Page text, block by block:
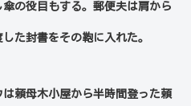
の役目もする。郵便夫は肩から
た封書をその鞄に入れた。
頼母木小屋から半時間登った頼